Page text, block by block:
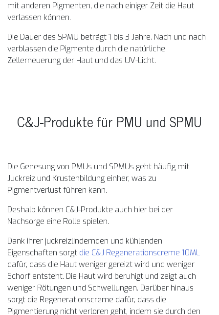
mit anderen Pigmenten, die nach einiger Zeit die Haut
verlassen können.
Die Dauer des SPMU beträgt 1 bis 3 Jahre. Nach und nach
verblassen die Pigmente durch die natürliche
Zellerneuerung der Haut und das UV-Licht.
C&J-Produkte für PMU und SPMU
Die Genesung von PMUs und SPMUs geht häufig mit
Juckreiz und Krustenbildung einher, was zu
Pigmentverlust führen kann.
Deshalb können C&J-Produkte auch hier bei der
Nachsorge eine Rolle spielen.
Dank ihrer juckreizlindernden und kühlenden
Eigenschaften sorgt die C&J Regenerationscreme 10ML
dafür, dass die Haut weniger gereizt wird und weniger
Schorf entsteht. Die Haut wird beruhigt und zeigt auch
weniger Rötungen und Schwellungen. Darüber hinaus
sorgt die Regenerationscreme dafür, dass die
Pigmentierung nicht verloren geht, indem sie durch den